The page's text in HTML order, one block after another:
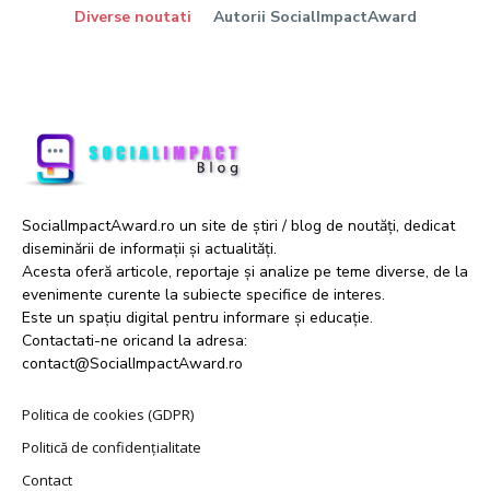
Diverse noutati Autorii SocialImpactAward
SocialImpactAward.ro un site de știri / blog de noutăți, dedicat
diseminării de informații și actualități.
Acesta oferă articole, reportaje și analize pe teme diverse, de la
evenimente curente la subiecte specifice de interes.
Este un spațiu digital pentru informare și educație.
Contactati-ne oricand la adresa:
contact@SocialImpactAward.ro
Politica de cookies (GDPR)
Politică de confidențialitate
Contact